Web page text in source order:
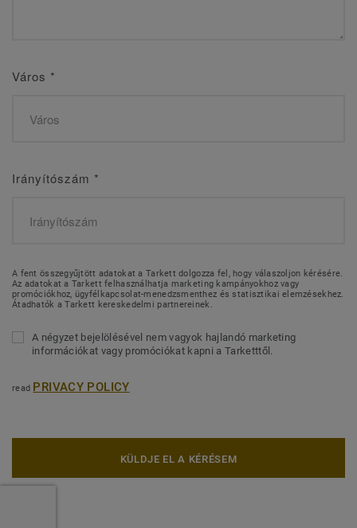
Város *
Irányítószám *
A fent összegyűjtött adatokat a Tarkett dolgozza fel, hogy válaszoljon kérésére.
Az adatokat a Tarkett felhasználhatja marketing kampányokhoz vagy
promóciókhoz, ügyfélkapcsolat-menedzsmenthez és statisztikai elemzésekhez.
Átadhatók a Tarkett kereskedelmi partnereinek.
A négyzet bejelölésével nem vagyok hajlandó marketing
információkat vagy promóciókat kapni a Tarketttől.
read PRIVACY POLICY
KÜLDJE EL A KÉRÉSEM